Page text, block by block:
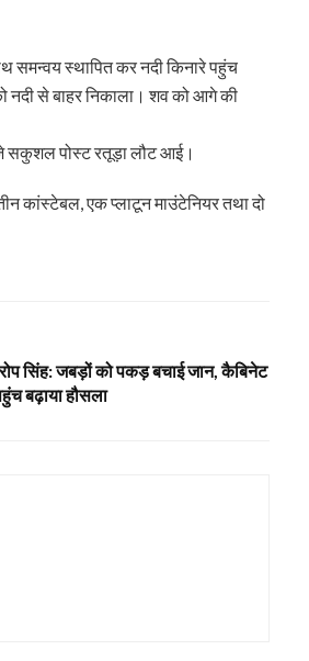
स्थापित कर नदी किनारे पहुंच
से बाहर निकाला। शव को आगे की
सकुशल पोस्ट रतूड़ा लौट आई।
कांस्टेबल, एक प्लाटून माउंटेनियर तथा दो
सिंह: जबड़ों को पकड़ बचाई जान, कैबिनेट
बढ़ाया हौसला